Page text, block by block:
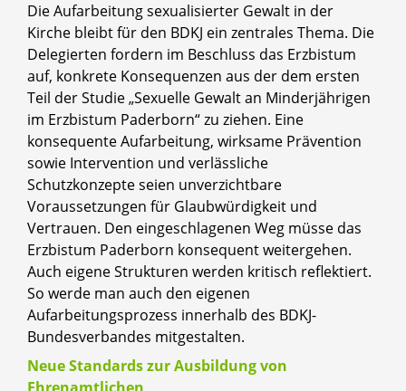
Die Aufarbeitung sexualisierter Gewalt in der
Kirche bleibt für den BDKJ ein zentrales Thema. Die
Delegierten fordern im Beschluss das Erzbistum
auf, konkrete Konsequenzen aus der dem ersten
Teil der Studie „Sexuelle Gewalt an Minderjährigen
im Erzbistum Paderborn“ zu ziehen. Eine
konsequente Aufarbeitung, wirksame Prävention
sowie Intervention und verlässliche
Schutzkonzepte seien unverzichtbare
Voraussetzungen für Glaubwürdigkeit und
Vertrauen. Den eingeschlagenen Weg müsse das
Erzbistum Paderborn konsequent weitergehen.
Auch eigene Strukturen werden kritisch reflektiert.
So werde man auch den eigenen
Aufarbeitungsprozess innerhalb des BDKJ-
Bundesverbandes mitgestalten.
Neue Standards zur Ausbildung von